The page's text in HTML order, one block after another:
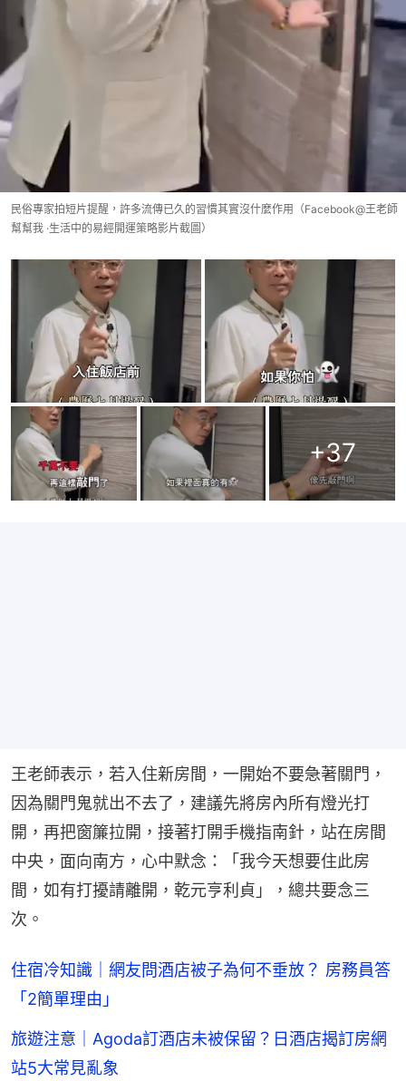
民俗專家拍短片提醒，許多流傳已久的習慣其實沒什麼作用（Facebook@王老師
幫幫我 ·生活中的易經開運策略影片截圖）
+37
王老師表示，若入住新房間，一開始不要急著關門，
因為關門鬼就出不去了，建議先將房內所有燈光打
開，再把窗簾拉開，接著打開手機指南針，站在房間
中央，面向南方，心中默念：「我今天想要住此房
間，如有打擾請離開，乾元亨利貞」，總共要念三
次。
住宿冷知識｜網友問酒店被子為何不垂放？ 房務員答
「2簡單理由」
旅遊注意｜Agoda訂酒店未被保留？日酒店揭訂房網
站5大常見亂象